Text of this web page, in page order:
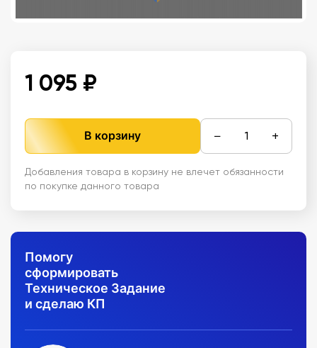
1 095 ₽
В корзину − +
Добавления товара в корзину не влечет обязанности
по покупке данного товара
Помогу
сформировать
Техническое Задание
и сделаю КП